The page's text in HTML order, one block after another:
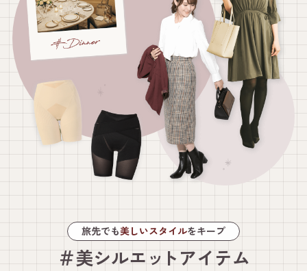
旅先でも美しいスタイルをキープ
＃美シルエットアイテム